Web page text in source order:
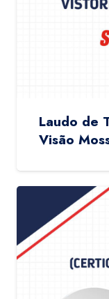
Laudo de
Visão